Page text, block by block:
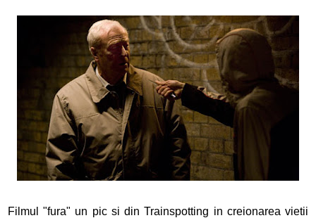
Filmul "fura" un pic si din Trainspotting in creionarea vietii